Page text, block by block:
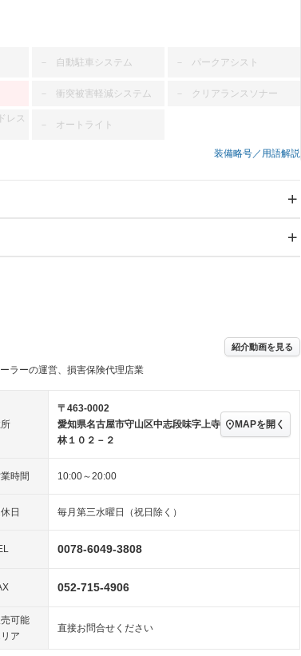
－ 自動駐車システム － パークアシスト
－ 衝突被害軽減システム － クリアランスソナー
レス
－ オートライト
装備略号／用語解説
センターデフロック
装備略号／用語解説
ク
キーレス
) － ポータブルナビ
スマートキー
3列シート － ベンチシート
全周囲カメラ －
紹介動画を見る
ラーの運営、損害保険代理店業
〒463-0002
愛知県名古屋市守山区中志段味字上寺
林１０２－２
MAPを開く
時間 10:00～20:00
日 毎月第三水曜日（祝日除く）
0078-6049-3808
052-715-4906
可能
ア
直接お問合せください